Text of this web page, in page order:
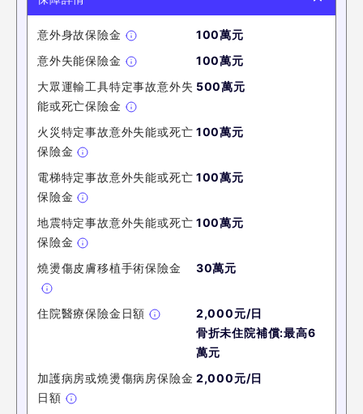
意外身故保險金
100萬元
意外失能保險金
100萬元
大眾運輸工具特定事故意外失
能或死亡保險金
500萬元
火災特定事故意外失能或死亡
保險金
100萬元
電梯特定事故意外失能或死亡
保險金
100萬元
地震特定事故意外失能或死亡
保險金
100萬元
燒燙傷皮膚移植手術保險金 30萬元
住院醫療保險金日額
2,000元/日
骨折未住院補償:最高6
萬元
加護病房或燒燙傷病房保險金
日額
2,000元/日